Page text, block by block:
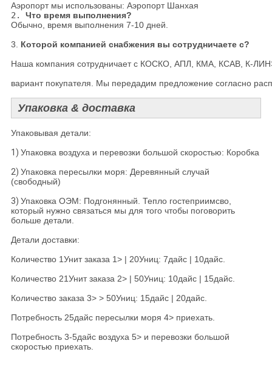
Аэропорт мы использованы: Аэропорт Шанхая
2. Что время выполнения?
Обычно, время выполнения 7-10 дней.
3. Которой компанией снабжения вы сотрудничаете с?
Наша компания сотрудничает с КОСКО, АПЛ, КМА, КСАВ, К-
вариант покупателя. Мы передадим предложение согласно
Упаковка & доставка
Упаковывая детали:
1) Упаковка воздуха и перевозки большой скоростью: Коробка
2) Упаковка пересылки моря: Деревянный случай
(свободный)
3) Упаковка ОЭМ: Подгонянный. Тепло гостеприимсво,
который нужно связаться мы для того чтобы поговорить
больше детали.
Детали доставки:
Количество 1Унит заказа 1> | 20Униц: 7дайс | 10дайс.
Количество 21Унит заказа 2> | 50Униц: 10дайс | 15дайс.
Количество заказа 3> > 50Униц: 15дайс | 20дайс.
Потребность 25дайс пересылки моря 4> приехать.
Потребность 3-5дайс воздуха 5> и перевозки большой
скоростью приехать.